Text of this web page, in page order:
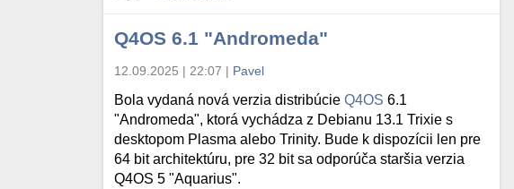
Q4OS 6.1 "Andromeda"
12.09.2025 | 22:07 | Pavel
Bola vydaná nová verzia distribúcieQ4OS 6.1
"Andromeda", ktorá vychádza z Debianu 13.1 Trixie s
desktopom Plasma alebo Trinity. Bude k dispozícii len pre
64 bit architektúru, pre 32 bit sa odporúča staršia verzia
Q4OS 5 "Aquarius".